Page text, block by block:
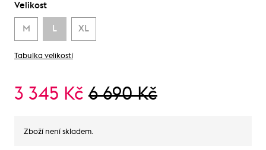
Velikost
M L XL
Tabulka velikostí
3 345 Kč 6 690 Kč
Zboží není skladem.